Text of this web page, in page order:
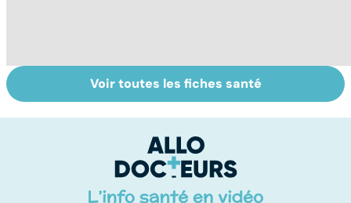
Faire du sport à
domicile, c'est
Don de gamètes :
le pour et le
levée de
l'anonymat
Voir toutes les fiches santé